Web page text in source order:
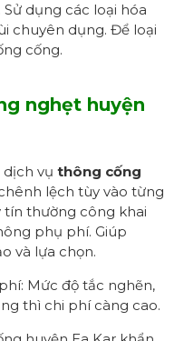
dụng các loại hóa
chuyên dụng. Để loại
cống.
nghẹt huyện
dịch vụ thông cống
lệch tùy vào từng
tín thường công khai
phụ phí. Giúp
và lựa chọn.
Mức độ tắc nghẽn,
thì chi phí càng cao.